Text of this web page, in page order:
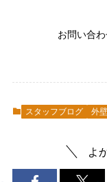
お問い合
スタッフブログ 外
よ